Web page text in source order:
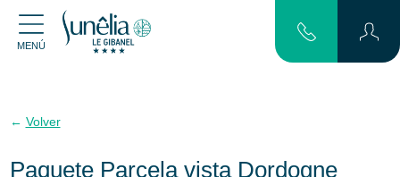
MENÚ
Volver
Paquete Parcela vista Dordogne